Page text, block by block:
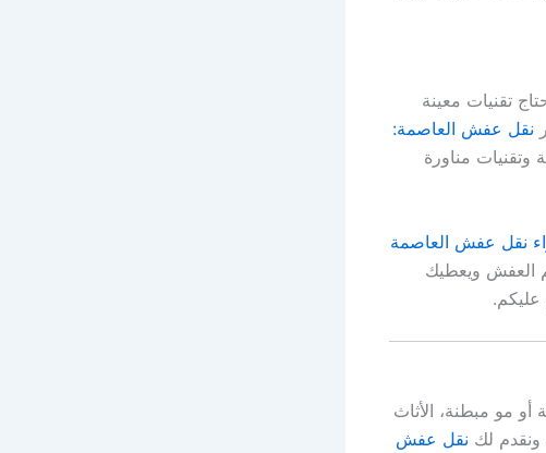
تقنيات معينة
نقل عفش العاصمة:
مناورة
نقل عفش العاصمة
العفش ويعطيك
مو مبطنة، الأثاث
ونقدم لك نقل عفش